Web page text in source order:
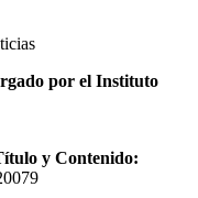
por el Instituto
y Contenido: